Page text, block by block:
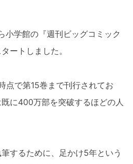
小学館の『週刊ビッグコミック
ートしました。
点で第15巻まで刊行されてお
に400万部を突破するほどの人
するために、足かけ5年という